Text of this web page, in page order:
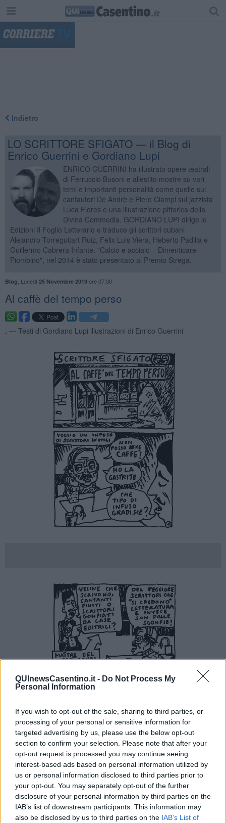
QUInewsCasentino.it - Do Not Process My
Personal Information
If you wish to opt-out of the sale, sharing to third parties, or
processing of your personal or sensitive information for
targeted advertising by us, please use the below opt-out
section to confirm your selection. Please note that after your
opt-out request is processed you may continue seeing
interest-based ads based on personal information utilized by
us or personal information disclosed to third parties prior to
your opt-out. You may separately opt-out of the further
disclosure of your personal information by third parties on the
IAB’s list of downstream participants. This information may
also be disclosed by us to third parties on the IAB’s List of
Indietro
LO SCRITTORE SFIGATO — il Blog di
Enrico Guerrini e Gordiano Lupi
ENRICO GUERRINI ha illustrato opere teatrali
di Ferruccio Busoni e allestito mostre su vari
temi e importanti personalità come quelle sui
cantautori De Andrè e Piero Ciampi sul jazzista
Luca Flores e una illustrazione pittorica della
Divina Commedia. GORDIANO LUPI dirige le
Edizioni Il Foglio Letterario e traduce gli scrittori cubani
Alejandro Torreguitart Ruiz, Felix Luis Viera, Heberto Padilla e
Guillermo Cabrera Infante. "Calcio e acciaio – Dimenticare
Piombino", nel 2014 è stato presentato al Premio Strega.
Blog Lunedì 25 Novembre 2019ore 07:30
Al caffè del tempo perso
. — Testi di Gordiano Lupi illustrazioni di Enrico Guerrini